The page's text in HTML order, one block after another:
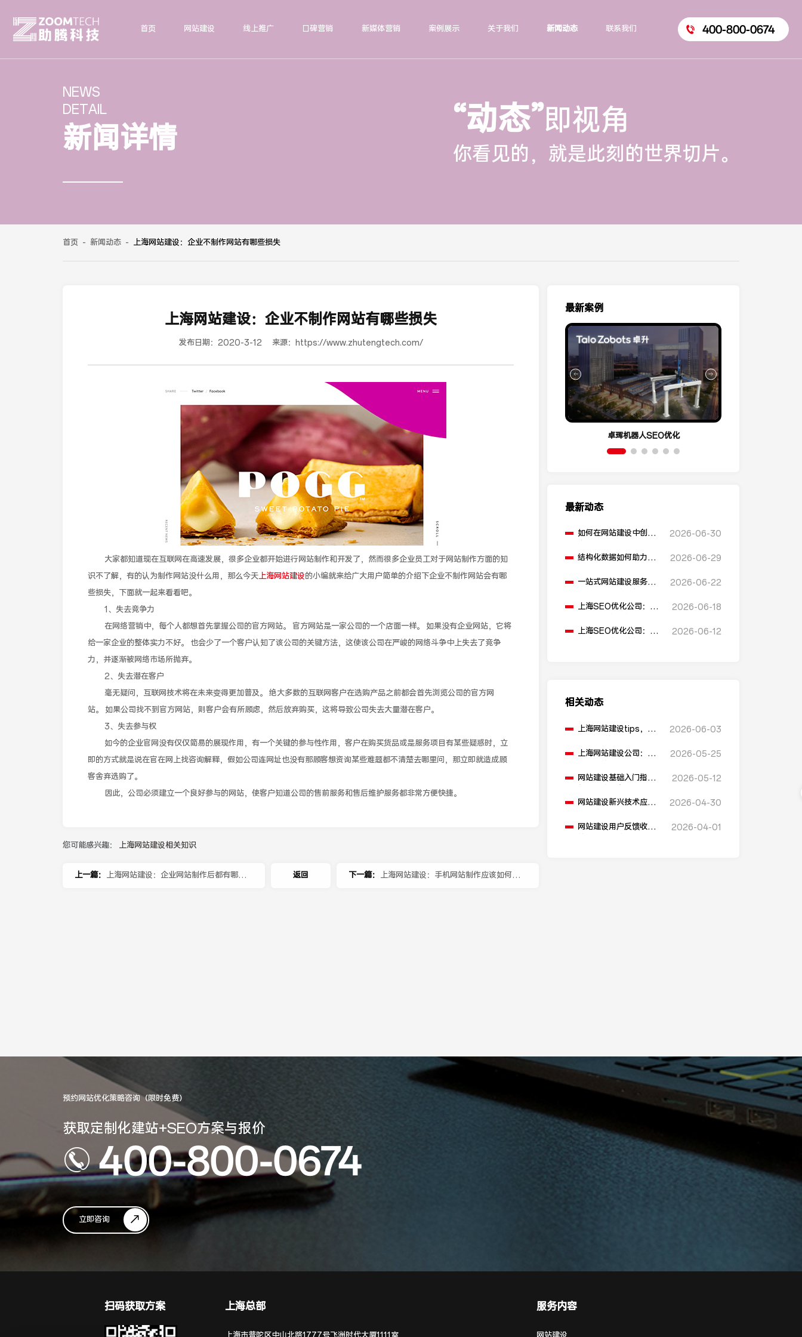
首页 网站建设 线上推广 口碑营销 新媒体营销 案例展示 关于我们 新闻动态 联系我们 400-800-0674
NEWS
DETAIL
新闻详情 “动态”即视角
你看见的，就是此刻的世界切片。
首页 - 新闻动态 - 上海网站建设：企业不制作网站有哪些损失
上海网站建设：企业不制作网站有哪些损失
发布日期： 2020-3-12 来源： https://www.zhutengtech.com/
大家都知道现在互联网在高速发展，很多企业都开始进行网站制作和开发了，然而很多企业员工对于网站制作方面的知
识不了解，有的认为制作网站没什么用，那么今天上海网站建设的小编就来给广大用户简单的介绍下企业不制作网站会有哪
些损失，下面就一起来看看吧。
1、失去竞争力
在网络营销中，每个人都想首先掌握公司的官方网站。 官方网站是一家公司的一个店面一样。 如果没有企业网站，它将
给一家企业的整体实力不好。 也会少了一个客户认知了该公司的关键方法，这使该公司在严峻的网络斗争中上失去了竞争
力，并逐渐被网络市场所抛弃。
2、失去潜在客户
毫无疑问，互联网技术将在未来变得更加普及。 绝大多数的互联网客户在选购产品之前都会首先浏览公司的官方网
站。 如果公司找不到官方网站，则客户会有所顾虑，然后放弃购买，这将导致公司失去大量潜在客户。
3、失去参与权
如今的企业官网没有仅仅简易的展现作用，有一个关键的参与性作用，客户在购买货品或是服务项目有某些疑惑时，立
即的方式就是说在官在网上找咨询解释，假如公司连网址也没有那顾客想资询某些难题都不清楚去哪里问，那立即就造成顾
客舍弃选购了。
因此，公司必须建立一个良好参与的网站，使客户知道公司的售前服务和售后维护服务都非常方便快捷。
您可能感兴趣： 上海网站建设相关知识
上一篇： 上海网站建设：企业网站制作后都有哪些 下一篇： 上海网站建设：手机网站制作应该如何适
返回
最新案例
道合餐饮行业词SEO优化 卓珲机器人SEO优化
最新动态
如何在网站建设中创建
2026-06-30
结构化数据如何助力
2026-06-29
一站式网站建设服务平
2026-06-22
上海SEO优化公司：如
升点击率和SEO效果？
2026-06-18
上海SEO优化公司：有
2026-06-12
相关动态
上海网站建设tips，避
2026-06-03
上海网站建设公司：网
些？
2026-05-25
网站建设基础入门指南
2026-05-12
网站建设新兴技术应用
2026-04-30
网站建设用户反馈收集
2026-04-01
预约网站优化策略咨询（限时免费）
获取定制化建站+SEO方案与报价
400-800-0674
立即咨询
扫码获取方案 上海总部 服务内容